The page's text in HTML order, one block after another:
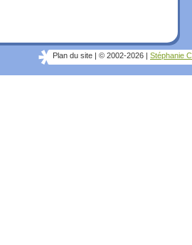
Plan du site © 2002-2026 Stéphanie C